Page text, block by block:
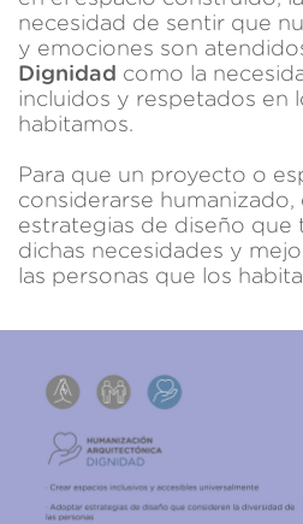
necesidad de sentir que
y emociones son
Dignidad como la
incluidos y respetados en
habitamos.
Para que un proyecto o
considerarse
estrategias de diseño que
dichas necesidades y
las personas que los
datos de uso que hacen los
guardar la información de
mejorar la calidad de nuestros
mejor experiencia a través de
Marketing y publicidad
Estas cookies son utilizadas para
sobre las preferencias y
a través de la observación
navegación. Gracias a ellas,
de navegación en el sitio web y
relacionada con el perfil de